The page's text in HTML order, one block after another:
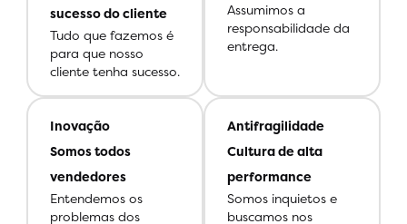
sucesso do cliente
Tudo que fazemos é
para que nosso
cliente tenha sucesso.
Assumimos a
responsabilidade da
entrega.
Inovação
Somos todos
vendedores
Entendemos os
problemas dos
Antifragilidade
Cultura de alta
performance
Somos inquietos e
buscamos nos